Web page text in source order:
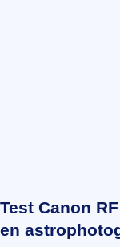
Test Canon
en